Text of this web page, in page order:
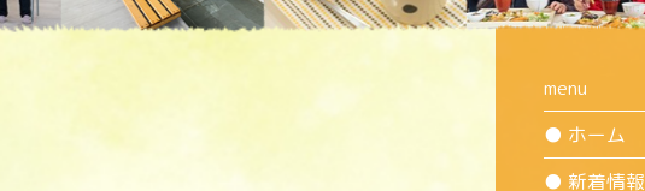
menu
● ホーム
● 新着情報